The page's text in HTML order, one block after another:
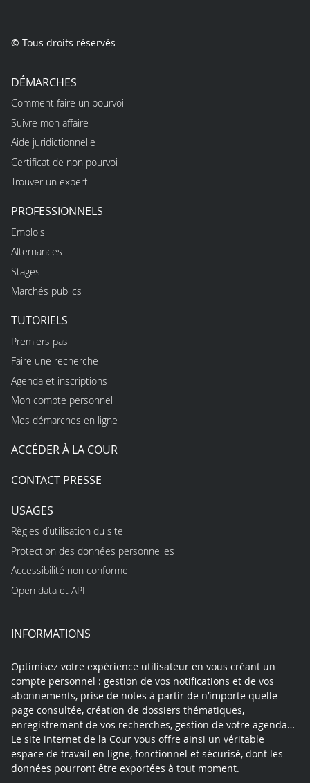
© Tous droits réservés
DÉMARCHES
Comment faire un pourvoi
Suivre mon affaire
Aide juridictionnelle
Certificat de non pourvoi
Trouver un expert
PROFESSIONNELS
Emplois
Alternances
Stages
Marchés publics
TUTORIELS
Premiers pas
Faire une recherche
Agenda et inscriptions
Mon compte personnel
Mes démarches en ligne
ACCÉDER À LA COUR
CONTACT PRESSE
USAGES
Règles d’utilisation du site
Protection des données personnelles
Accessibilité non conforme
Open data et API
INFORMATIONS
Optimisez votre expérience utilisateur en vous créant un
compte personnel : gestion de vos notifications et de vos
abonnements, prise de notes à partir de n’importe quelle
page consultée, création de dossiers thématiques,
enregistrement de vos recherches, gestion de votre agenda…
Le site internet de la Cour vous offre ainsi un véritable
espace de travail en ligne, fonctionnel et sécurisé, dont les
données pourront être exportées à tout moment.